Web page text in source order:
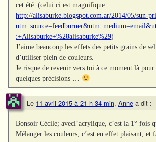
cet été. (celui ci est magnifique:
http://alisaburke.blogspot.com.ar/2014/05/sun-
:+Alisaburke+%28alisaburke%29)
J’aime beaucoup les effets des petits grains de
d’utiliser plein de couleurs.
Je risque de revenir vers toi à ce moment là pour
quelques précisions …
Le 11 avril 2015 à 21 h 34 min, Anne a dit :
Bonsoir Cécile; avecl’acrylique, c’est la 1° fois
Mélanger les couleurs, c’est en effet plaisant, et